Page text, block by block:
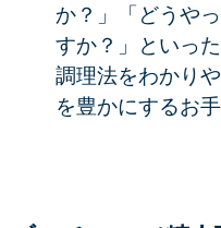
か？」「どうや
すか？」といっ
調理法をわかり
を豊かにするお